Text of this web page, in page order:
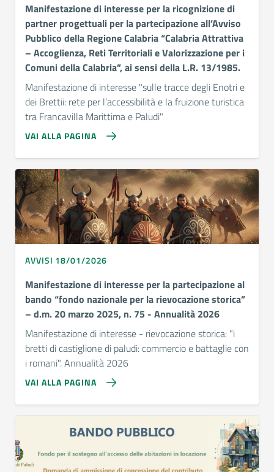
Manifestazione di interesse per la ricognizione di
partner progettuali per la partecipazione all’Avviso
Pubblico della Regione Calabria “Calabria Attrattiva
– Accoglienza, Reti Territoriali e Valorizzazione per i
Comuni della Calabria”, ai sensi della L.R. 13/1985.
Manifestazione di interesse "sulle tracce degli Enotri e
dei Brettii: rete per l’accessibilità e la fruizione turistica
tra Francavilla Marittima e Paludi"
VAI ALLA PAGINA
AVVISI 18/01/2026
Manifestazione di interesse per la partecipazione al
bando “fondo nazionale per la rievocazione storica”
– d.m. 20 marzo 2025, n. 75 - Annualità 2026
Manifestazione di interesse - rievocazione storica: "i
bretti di castiglione di paludi: commercio e battaglie con
i romani". Annualità 2026
VAI ALLA PAGINA